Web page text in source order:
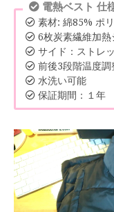
電熱ベスト 仕
素材: 綿85% ポ
6枚炭素繊維加熱
サイド：ストレ
前後3段階温度
水洗い可能
保証期間：１年